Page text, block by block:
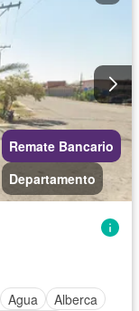
Remate Bancario
Departamento
Agua
Alberca